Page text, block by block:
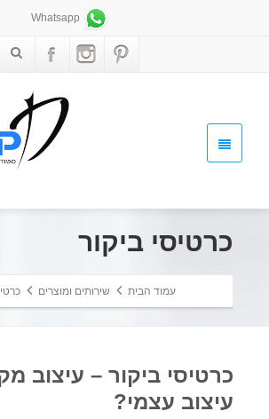
כרטיסי ביקור
עמוד הבית שירותים ומוצרים
כרטיסי ביקור – עיצוב
עיצוב עצמי?